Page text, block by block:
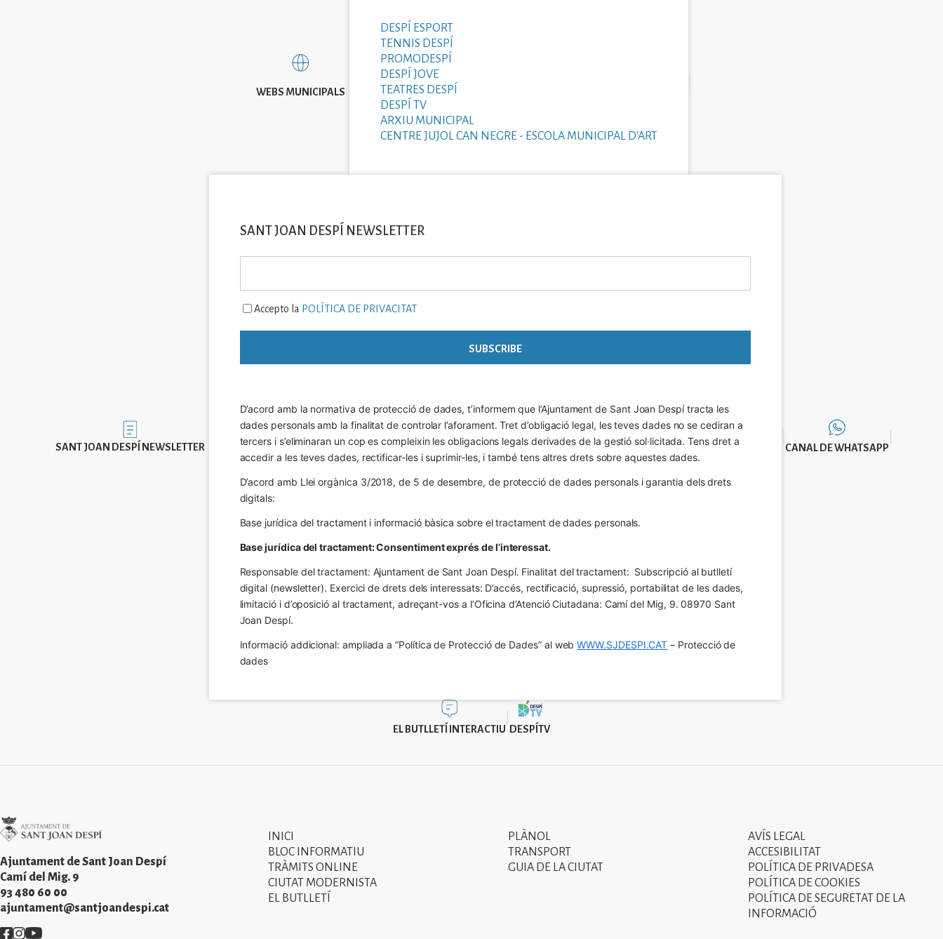
WEBS MUNICIPALS
DESPÍ ESPORT
TENNIS DESPÍ
PROMODESPÍ
DESPÍ JOVE
TEATRES DESPÍ
DESPÍ TV
ARXIU MUNICIPAL
CENTRE JUJOL CAN NEGRE - ESCOLA MUNICIPAL D'ART
Imatge
SANT JOAN DESPÍ NEWSLETTER
SANT JOAN DESPÍ NEWSLETTER
Accepto la POLÍTICA DE PRIVACITAT
D’acord amb la normativa de protecció de dades, t’informem que l’Ajuntament de Sant Joan Despí tracta les
dades personals amb la finalitat de controlar l’aforament. Tret d’obligació legal, les teves dades no se cediran a
tercers i s’eliminaran un cop es compleixin les obligacions legals derivades de la gestió sol·licitada. Tens dret a
accedir a les teves dades, rectificar-les i suprimir-les, i també tens altres drets sobre aquestes dades.
D’acord amb Llei orgànica 3/2018, de 5 de desembre, de protecció de dades personals i garantia dels drets
digitals:
Base jurídica del tractament i informació bàsica sobre el tractament de dades personals.
Base jurídica del tractament: Consentiment exprés de l’interessat.
Responsable del tractament: Ajuntament de Sant Joan Despí. Finalitat del tractament:  Subscripció al butlletí
digital (newsletter). Exercici de drets dels interessats: D’accés, rectificació, supressió, portabilitat de les dades,
limitació i d’oposició al tractament, adreçant-vos a l’Oficina d’Atenció Ciutadana: Camí del Mig, 9. 08970 Sant
Joan Despí.
Informació addicional: ampliada a “Política de Protecció de Dades” al web WWW.SJDESPI.CAT – Protecció de
dades
CANAL DE WHATSAPP
EL BUTLLETÍ INTERACTIU DESPÍTV
Imatge
Ajuntament de Sant Joan Despí
Camí del Mig. 9
93 480 60 00
ajuntament@santjoandespi.cat
Imatge
Imatge
Imatge
Primer
menú
INICI
BLOC INFORMATIU
TRÀMITS ONLINE
CIUTAT MODERNISTA
EL BUTLLETÍ
Segon
menú
PLÀNOL
TRANSPORT
GUIA DE LA CIUTAT
Tercer
menú
peu
AVÍS LEGAL
ACCESIBILITAT
POLÍTICA DE PRIVADESA
POLÍTICA DE COOKIES
POLÍTICA DE SEGURETAT DE LA
INFORMACIÓ